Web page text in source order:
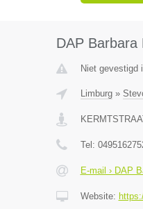
DAP Barbara
Niet gevestigd
Limburg»
Tel:
E-mail › DAP
Website: